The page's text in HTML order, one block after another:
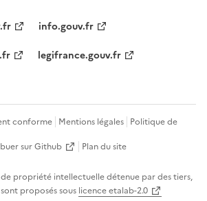
info.gouv.fr
legifrance.gouv.fr
conforme Mentions légales Politique de
sur Github Plan du site
propriété intellectuelle détenue par des tiers,
proposés sous licence etalab-2.0